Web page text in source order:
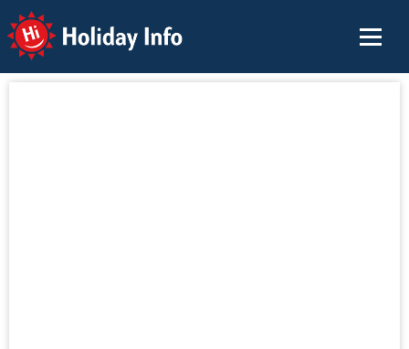
Holiday Info